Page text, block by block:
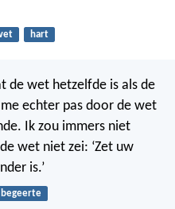
hart
de wet hetzelfde is als de
echter pas door de wet
Ik zou immers niet
wet niet zei: ‘Zet uw
is.’
begeerte